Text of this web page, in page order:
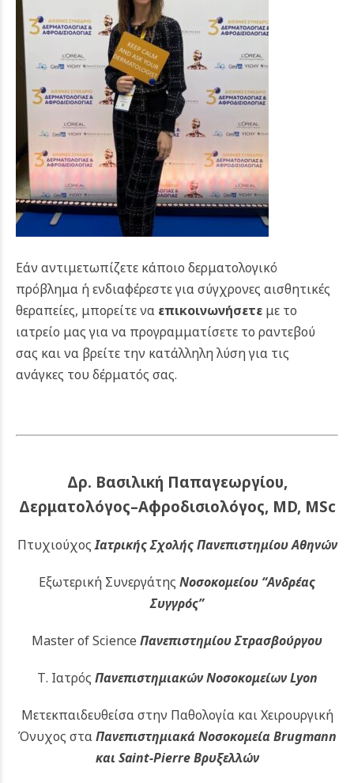
Εάν αντιμετωπίζετε κάποιο δερματολογικό
πρόβλημα ή ενδιαφέρεστε για σύγχρονες αισθητικές
θεραπείες, μπορείτε να επικοινωνήσετε με το
ιατρείο μας για να προγραμματίσετε το ραντεβού
σας και να βρείτε την κατάλληλη λύση για τις
ανάγκες του δέρματός σας.
Δρ. Βασιλική Παπαγεωργίου,
Δερματολόγος–Αφροδισιολόγος, MD, MSc
ΠτυχιούχοςΙατρικής Σχολής Πανεπιστημίου Αθηνών
Εξωτερική Συνεργάτης Νοσοκομείου “Ανδρέας
Συγγρός”
Master of Science Πανεπιστημίου Στρασβούργου
Τ. Ιατρός Πανεπιστημιακών Νοσοκομείων Lyon
Μετεκπαιδευθείσα στην Παθολογία και Χειρουργική
Όνυχος σταΠανεπιστημιακά Νοσοκομεία Brugmann
και Saint-Pierre Βρυξελλών